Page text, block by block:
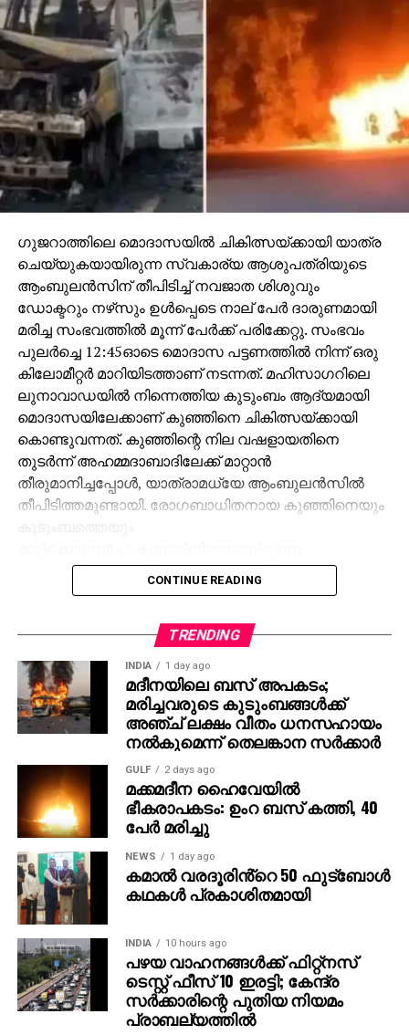
മോഡലുകള്‍ വാങ്ങാന്‍ ഉടമകള്‍
നിര്‍ബന്ധിതരാകുമെന്നും വിലയിരുത്തപ്പെടുന്നു.പുതിയ
ഫീസ് രാജ്യത്തുടനീളം ഉടന്‍ പ്രാബല്യത്തില്‍ വന്നു.
ഗുജറാത്തിലെ മൊദാസയില്‍ ചികിത്സയ്ക്കായി യാത്ര
ചെയ്യുകയായിരുന്ന സ്വകാര്യ ആശുപത്രിയുടെ
ആംബുലന്‍സിന് തീപിടിച്ച് നവജാത ശിശുവും
ഡോക്ടറും നഴ്‌സും ഉള്‍പ്പെടെ നാല് പേര്‍ ദാരുണമായി
മരിച്ച സംഭവത്തില്‍ മൂന്ന് പേര്‍ക്ക് പരിക്കേറ്റു. സംഭവം
പുലര്‍ച്ചെ 12:45ഓടെ മൊദാസ പട്ടണത്തില്‍ നിന്ന് ഒരു
കിലോമീറ്റര്‍ മാറിയിടത്താണ് നടന്നത്. മഹിസാഗറിലെ
ലുനാവാഡയില്‍ നിന്നെത്തിയ കുടുംബം ആദ്യമായി
മൊദാസയിലേക്കാണ് കുഞ്ഞിനെ ചികിത്സയ്ക്കായി
കൊണ്ടുവന്നത്. കുഞ്ഞിന്റെ നില വഷളായതിനെ
തുടര്‍ന്ന് അഹമ്മദാബാദിലേക്ക് മാറ്റാന്‍
തീരുമാനിച്ചപ്പോള്‍, യാത്രാമധ്യേ ആംബുലന്‍സില്‍
തീപിടിത്തമുണ്ടായി. രോഗബാധിതനായ കുഞ്ഞിനെയും
അപകടമെന്ന് ആരവല്ലി ജില്ലാ പൊലീസ് സൂപ്രണ്ട്
മനോഹര്‍സിങ് ജഡേജ അറിയിച്ചു. തീപിടുത്തത്തിന്റെ
പരിശോധനയ്ക്ക് ശേഷം മാത്രമേ വ്യക്തമാകൂവെന്ന്
എസ്.പി കൂട്ടിച്ചേര്‍ത്തു. പരിക്കേറ്റ മൂന്ന് പേരെയും
പൊള്ളലേറ്റ് ആശുപത്രിയില്‍
പ്രവേശിപ്പിച്ചിരിക്കുകയാണ്.
CONTINUE READING
TRENDING
INDIA 1 day ago
മദീനയിലെ ബസ് അപകടം;
മരിച്ചവരുടെ കുടുംബങ്ങള്‍ക്ക്
അഞ്ച് ലക്ഷം വീതം ധനസഹായം
നല്‍കുമെന്ന് തെലങ്കാന സര്‍ക്കാര്‍
GULF 2 days ago
മക്കമദീന ഹൈവേയില്‍
ഭീകരാപകടം: ഉംറ ബസ് കത്തി, 40
പേര്‍ മരിച്ചു
NEWS 1 day ago
കമാൽ വരദൂരിൻ്റെ 50 ഫുട്ബോൾ
കഥകൾ പ്രകാശിതമായി
INDIA 10 hours ago
പഴയ വാഹനങ്ങള്‍ക്ക് ഫിറ്റ്‌നസ്
ടെസ്റ്റ് ഫീസ് 10 ഇരട്ടി; കേന്ദ്ര
സര്‍ക്കാരിന്റെ പുതിയ നിയമം
പ്രാബല്യത്തില്‍